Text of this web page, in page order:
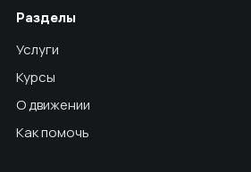
Разделы
Услуги
Курсы
О движении
Как помочь